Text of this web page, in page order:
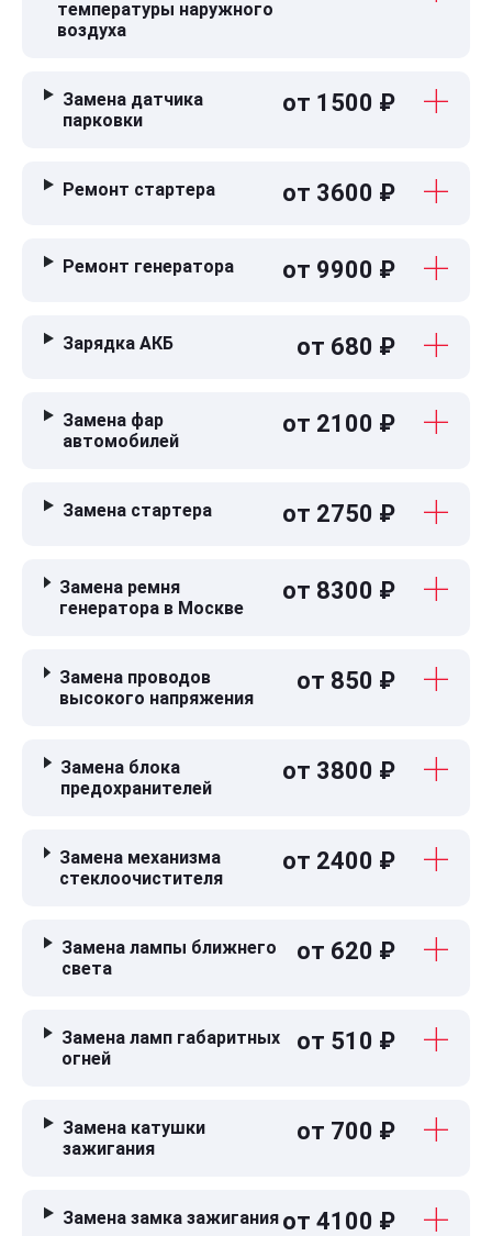
температуры наружного
воздуха
Замена датчика
парковки
от 1500 ₽
Ремонт стартера от 3600 ₽
Ремонт генератора от 9900 ₽
Зарядка АКБ от 680 ₽
Замена фар
автомобилей
от 2100 ₽
Замена стартера от 2750 ₽
Замена ремня
генератора в Москве
от 8300 ₽
Замена проводов
высокого напряжения
от 850 ₽
Замена блока
предохранителей
от 3800 ₽
Замена механизма
стеклоочистителя
от 2400 ₽
Замена лампы ближнего
света
от 620 ₽
Замена ламп габаритных
огней
от 510 ₽
Замена катушки
зажигания
от 700 ₽
Замена замка зажигания от 4100 ₽